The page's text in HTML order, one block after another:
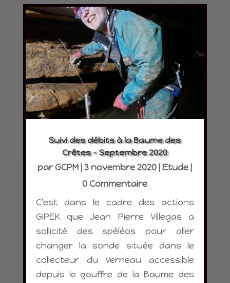
Suivi des débits à la Baume des
Crêtes – Septembre 2020
parGCPM |3 novembre 2020 |Etude
0 Commentaire
C’est dans le cadre des actions
GIPEK que Jean Pierre Villegas a
sollicité des spéléos pour aller
changer la sonde située dans le
collecteur du Verneau accessible
depuis le gouffre de la Baume des